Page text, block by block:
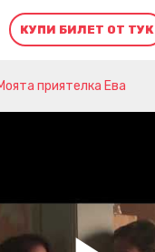
КУПИ БИЛЕТ ОТ ТУК
приятелка Ева